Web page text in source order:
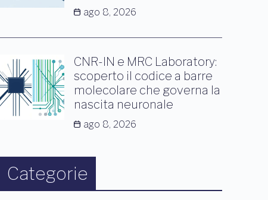
ago 8, 2026
CNR-IN e MRC Laboratory:
scoperto il codice a barre
molecolare che governa la
nascita neuronale
ago 8, 2026
Categorie